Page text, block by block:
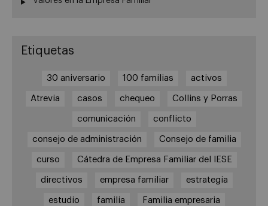
Etiquetas
30 aniversario 100 familias activos
Atrevia casos chequeo Collins y Porras
comunicación conflicto
consejo de administración Consejo de familia
curso Cátedra de Empresa Familiar del IESE
directivos empresa familiar estrategia
estudio familia Familia empresaria